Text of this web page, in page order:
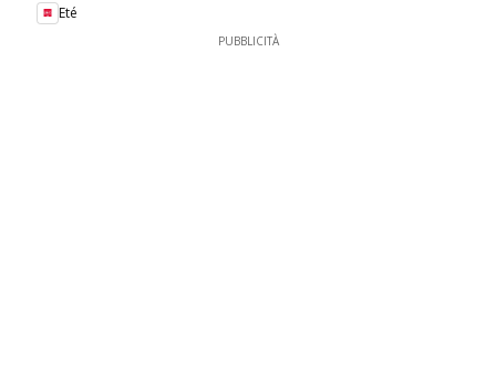
Eté
PUBBLICITÀ